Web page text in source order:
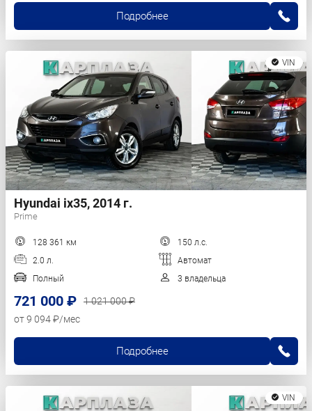
Подробнее
VIN
Hyundai ix35, 2014 г.
Prime
128 361 км
150 л.с.
2.0 л.
Автомат
Полный
3 владельца
721 000 ₽
1 021 000 ₽
от 9 094 ₽/мес
Подробнее
VIN